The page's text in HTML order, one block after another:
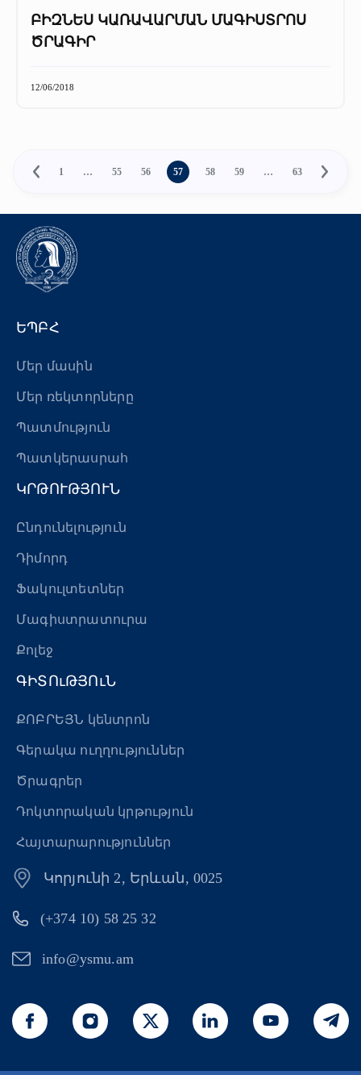
ԲԻԶՆԵՍ ԿԱՌԱՎԱՐՄԱՆ ՄԱԳԻՍՏՐՈՍ
ԾՐԱԳԻՐ
12/06/2018
1 … 55 56 57 58 59 … 63
ԵՊԲՀ
Մեր մասին
Մեր ռեկտորները
Պատմություն
Պատկերասրահ
ԿՐԹՈՒԹՅՈՒՆ
Ընդունելություն
Դիմորդ
Ֆակուլտետներ
Մագիստրատուրա
Քոլեջ
ԳԻՏՈւԹՅՈւՆ
ՔՈԲՐԵՅՆ կենտրոն
Գերակա ուղղություններ
Ծրագրեր
Դոկտորական կրթություն
Հայտարարություններ
Կորյունի 2, Երևան, 0025
(+374 10) 58 25 32
info@ysmu.am